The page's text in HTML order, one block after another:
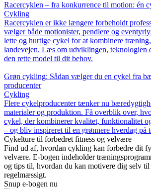
Racercyklen – fra konkurrence til motion: én
Cykling
Racercyklen er ikke længere forbeholdt
vælger både motionister, pendlere og
lette og hurtige cykel for at kombinere
landevejen. Læs om udviklingen, teknologien
den rette model til dit behov.
Grøn cykling: Sådan vælger du en cykel fra
producenter
Cykling
Flere cykelproducenter tænker nu
materialer og produktion. Få overblik over,
cykel, der kombinerer kvalitet, funktionalitet
– og bliv inspireret til en grønnere hverdag på
Cykelture til forbedret fitness og velvære
Find ud af, hvordan cykling kan forbedre dit
velvære. E-bogen indeholder
og tips til, hvordan du kan motivere dig selv
regelmæssigt.
Snup e-bogen nu